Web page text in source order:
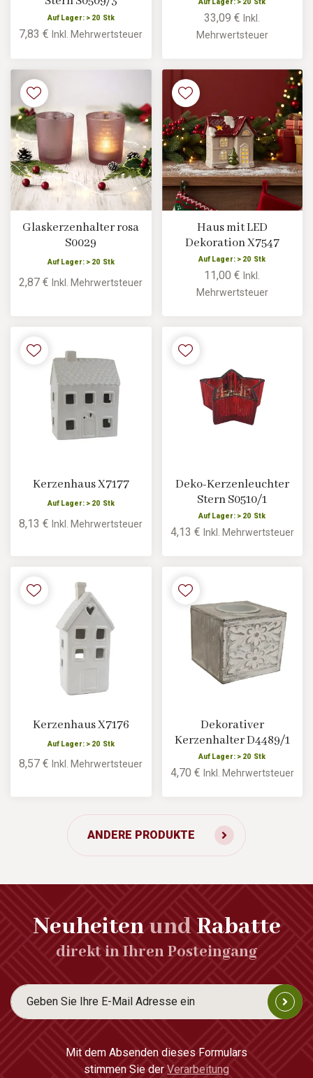
Auf Lager: > 20 Stk
7,83 €Inkl. Mehrwertsteuer
Auf Lager: > 20 Stk
33,09 €Inkl.
Mehrwertsteuer
Glaskerzenhalter rosa
S0029
Auf Lager: > 20 Stk
2,87 €Inkl. Mehrwertsteuer
Haus mit LED
Dekoration X7547
Auf Lager: > 20 Stk
11,00 €Inkl.
Mehrwertsteuer
Kerzenhaus X7177
Auf Lager: > 20 Stk
8,13 €Inkl. Mehrwertsteuer
Deko-Kerzenleuchter
Stern S0510/1
Auf Lager: > 20 Stk
4,13 € Inkl. Mehrwertsteuer
Kerzenhaus X7176
Auf Lager: > 20 Stk
8,57 €Inkl. Mehrwertsteuer
Dekorativer
Kerzenhalter D4489/1
Auf Lager: > 20 Stk
4,70 € Inkl. Mehrwertsteuer
ANDERE PRODUKTE
NeuheitenundRabatte
direkt in Ihren Posteingang
Mit dem Absenden dieses Formulars
stimmen Sie der Verarbeitung